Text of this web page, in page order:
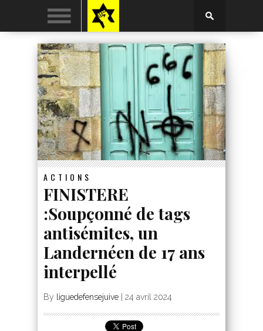
ACTIONS
FINISTERE
:Soupçonné de tags
antisémites, un
Landernéen de 17 ans
interpellé
By liguedefensejuive 24 avril 2024